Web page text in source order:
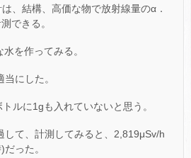
、結構、高価な物で放射線量のα．
できる。
を作ってみる。
にした。
ルに1gも入れていないと思う。
して、計測してみると、2,819μSv/h
った。